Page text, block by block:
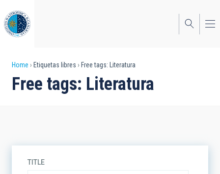
to
main
content
Breadcrumb
Home Etiquetas libres Free tags: Literatura
Free tags: Literatura
TITLE